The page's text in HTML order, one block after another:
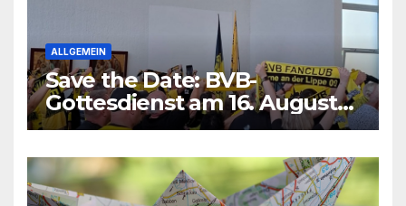
ALLGEMEIN
Save the Date: BVB-
Gottesdienst am 16. August
2026